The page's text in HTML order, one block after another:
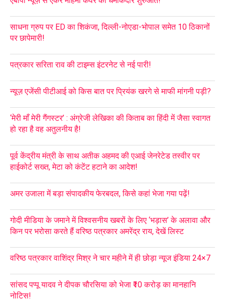
साधना ग्रुप पर ED का शिकंजा, दिल्ली-नोएडा-भोपाल समेत 10 ठिकानों
पर छापेमारी!
पत्रकार सरिता राव की टाइम्स इंटरनेट से नई पारी!
न्यूज़ एजेंसी पीटीआई को किस बात पर प्रियंक खरगे से माफी मांगनी पड़ी?
‘मेरी माँ मेरी गैंगस्टर’ : अंग्रेजी लेखिका की किताब का हिंदी में जैसा स्वागत
हो रहा है वह अतुलनीय है!
पूर्व केंद्रीय मंत्री के साथ अतीक अहमद की एआई जेनरेटेड तस्वीर पर
हाईकोर्ट सख्त, मेटा को कंटेंट हटाने का आदेश!
अमर उजाला में बड़ा संपादकीय फेरबदल, किसे कहां भेजा गया पढ़ें!
गोदी मीडिया के जमाने में विश्वसनीय खबरों के लिए ‘भड़ास’ के अलावा और
किन पर भरोसा करते हैं वरिष्ठ पत्रकार अमरेंद्र राय, देखें लिस्ट
वरिष्ठ पत्रकार वाशिंद्र मिश्र ने चार महीने में ही छोड़ा न्यूज इंडिया 24×7
सांसद पप्पू यादव ने दीपक चौरसिया को भेजा ₹10 करोड़ का मानहानि
नोटिस!